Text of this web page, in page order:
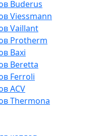
Buderus
Viessmann
Vaillant
Protherm
Baxi
Beretta
Ferroli
ACV
Thermona